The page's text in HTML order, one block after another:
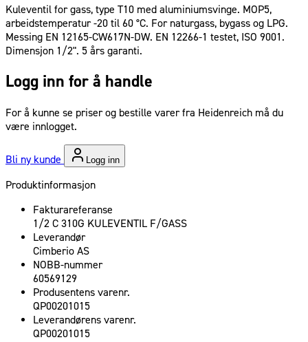
Kuleventil for gass, type T10 med aluminiumsvinge. MOP5,
arbeidstemperatur -20 til 60 °C. For naturgass, bygass og LPG.
Messing EN 12165-CW617N-DW. EN 12266-1 testet, ISO 9001.
Dimensjon 1/2". 5 års garanti.
Logg inn for å handle
For å kunne se priser og bestille varer fra Heidenreich må du
være innlogget.
Bli ny kunde Logg inn
Produktinformasjon
Fakturareferanse
1/2 C 310G KULEVENTIL F/GASS
Leverandør
Cimberio AS
NOBB-nummer
60569129
Produsentens varenr.
QP00201015
Leverandørens varenr.
QP00201015